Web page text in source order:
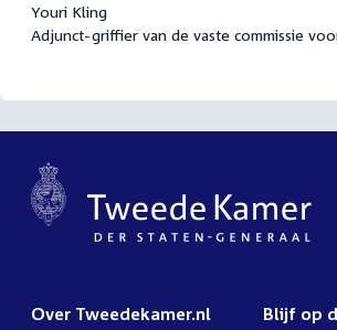
Youri Kling
Adjunct-griffier van de vaste commissie
Over Tweedekamer.nl Blijf op